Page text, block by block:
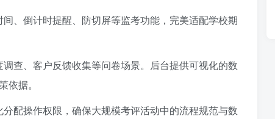
、倒计时提醒、防切屏等监考功能，完美适配学校期
查、客户反馈收集等问卷场景。后台提供可视化的数
据。
配操作权限，确保大规模考评活动中的流程规范与数